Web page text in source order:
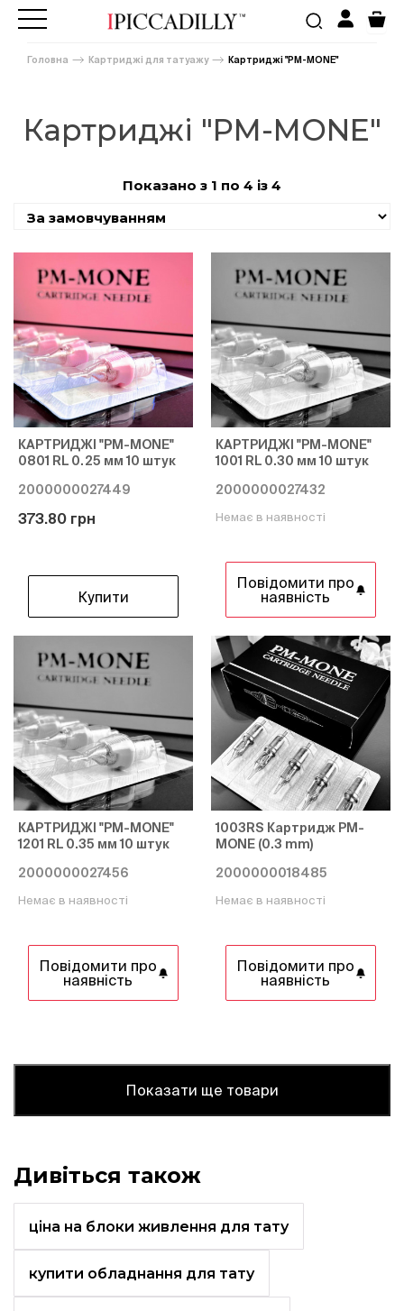
Головна Картриджі для татуажу Картриджі "PM-MONE"
Картриджі "PM-MONE"
Показано з 1 по 4 із 4
КАРТРИДЖІ "PM-MONE"
0801 RL 0.25 мм 10 штук
2000000027449
373.80 грн
Купити
КАРТРИДЖІ "PM-MONE"
1001 RL 0.30 мм 10 штук
2000000027432
Немає в наявності
Повідомити про
наявність
КАРТРИДЖІ "PM-MONE"
1201 RL 0.35 мм 10 штук
2000000027456
Немає в наявності
Повідомити про
наявність
1003RS Картридж PM-
MONE (0.3 mm)
2000000018485
Немає в наявності
Повідомити про
наявність
Показати ще товари
Дивіться також
ціна на блоки живлення для тату
купити обладнання для тату